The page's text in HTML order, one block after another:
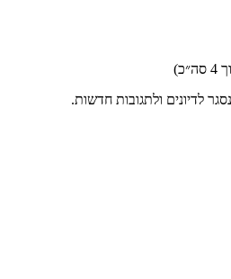
לדיונים ולתגובות חדשות.